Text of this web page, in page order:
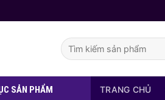
Tìm
kiếm:
SẢN PHẨM TRANG CHỦ